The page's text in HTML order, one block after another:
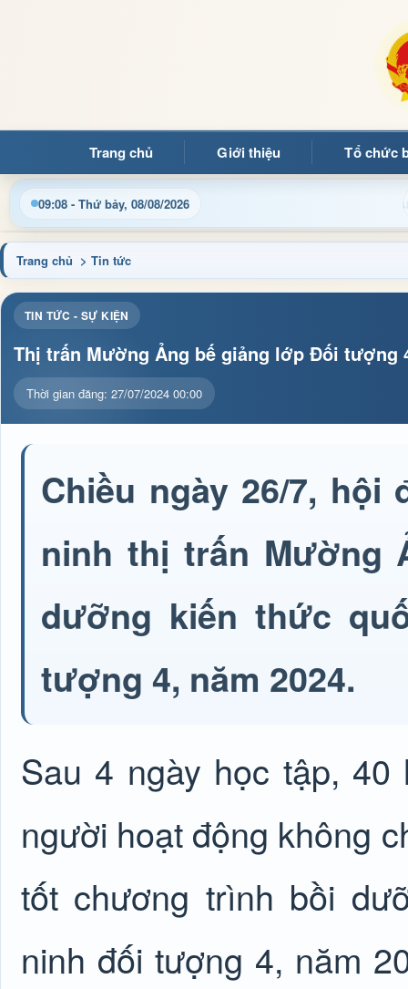
Trang chủ Giới thiệu Tổ chức
09:08 - Thứ bảy, 08/08/2026
tin điều hành, thủ tục hành chính và tin tức địa phương
Trang chủ > Tin tức
TIN TỨC - SỰ KIỆN
Thị trấn Mường Ảng bế giảng lớp Đối tượng
Thời gian đăng: 27/07/2024 00:00
Chiều ngày 26/7,
ninh thị trấn Mường
dưỡng kiến thức
tượng 4, năm 2024.
Sau 4 ngày học tập,
người hoạt động không
tốt chương trình bồi
ninh đối tượng 4, năm